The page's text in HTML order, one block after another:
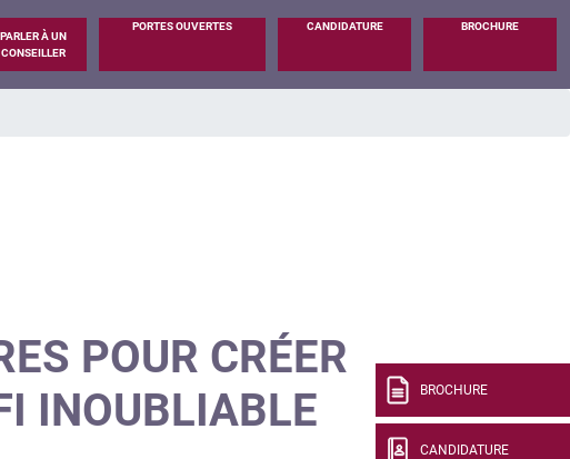
PARLER À UN
CONSEILLER
PORTES OUVERTES CANDIDATURE BROCHURE
BROCHURE
CANDIDATURE
POUR CRÉER
INOUBLIABLE